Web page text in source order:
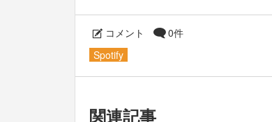
コメント
0件
Spotify
関連記事